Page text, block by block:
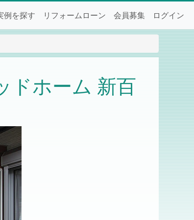
例を探す リフォームローン 会員募集 ログイン
ドホーム 新百